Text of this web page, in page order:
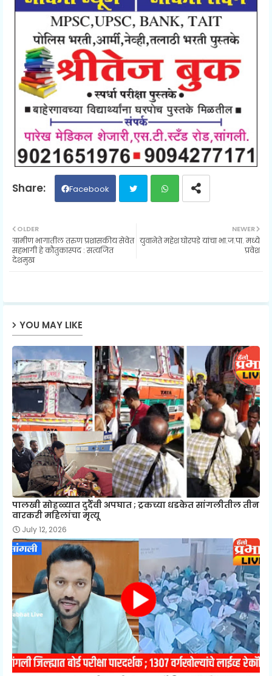
Facebook
ter ats
NEWER
युवानेते महेश घोरपडे यांचा भा.ज.पा. मध्ये
प्रवेश
OLDER
ग्रामीण भागातील तरुण प्रशासकीय सेवेत
सहभागी हे कौतुकास्पद : सत्यजित
देशमुख
YOU MAY LIKE
पालखी सोहळ्यात दुर्दैवी अपघात ; ट्रकच्या धडकेत सांगलीतील तीन
वारकरी महिलांचा मृत्यू
July 12, 2026